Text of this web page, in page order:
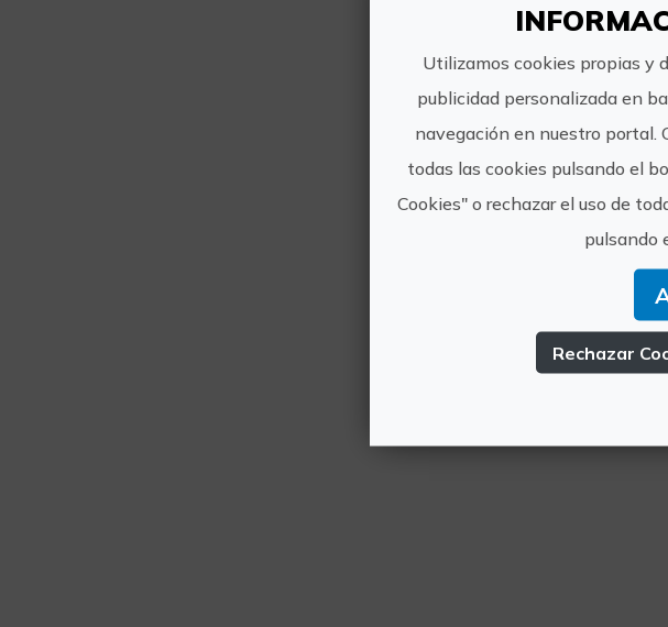
Utilizamos cookies propias y
publicidad personalizada en
navegación en nuestro portal.
todas las cookies pulsando el
Cookies" o rechazar el uso de
pulsando
Rechazar